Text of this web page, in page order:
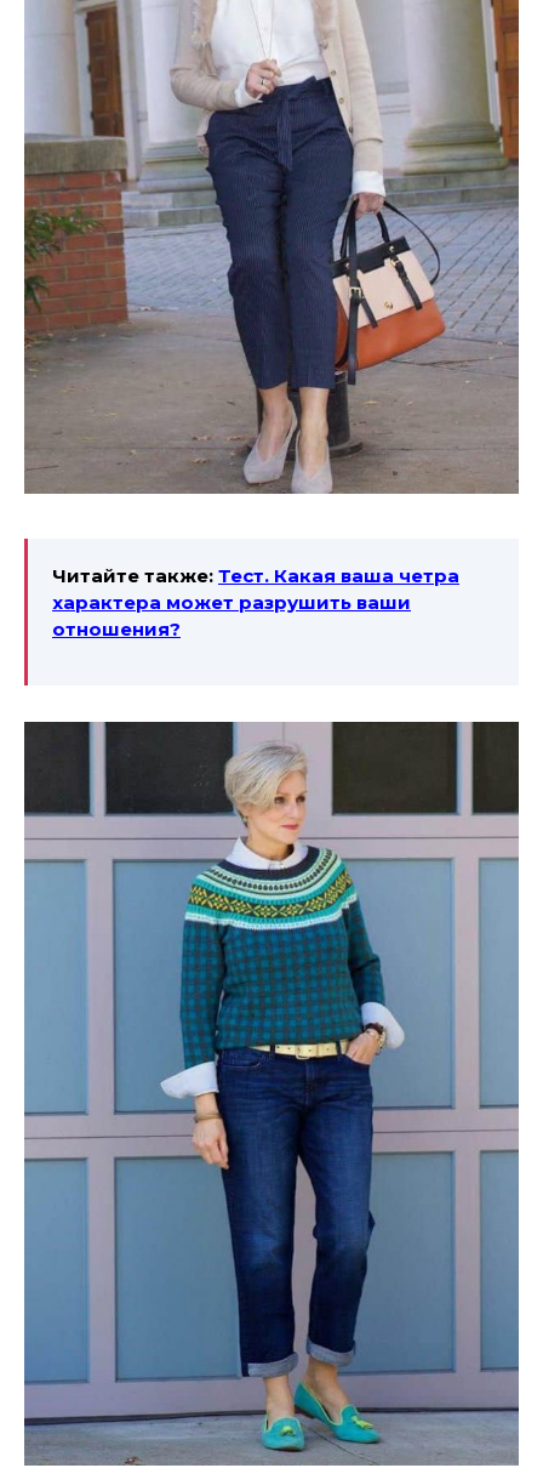
Читайте также: Тест. Какая ваша четра
характера может разрушить ваши
отношения?